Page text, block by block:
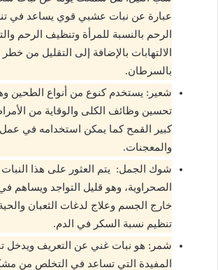
عبارة عن نبات عشبي قوي يساعد في
الرحم بالنسبة للمرأة وتنظيف الرحم
الالتهابات بالإضافة إلى التقليل من خطر
بالسرطان.
شعير: يستخدم كنوع من أنواع الطحين
تحسين وظائف الكلى والوقاية من
كبير القمح كما يمكن استخدامه في عمل
والمعجنات.
شوك الجمل: يتم العثور على هذا النبات
الصحراوية، وهو قليل التواجد ويساهم
خارج الجسم وعلاج لدغات الثعبان
تنظيم نسبة السكر في الدم.
شمر: هو نبات غني عن التعريف ويدخل
المفيدة التي تساعد في التخلص من